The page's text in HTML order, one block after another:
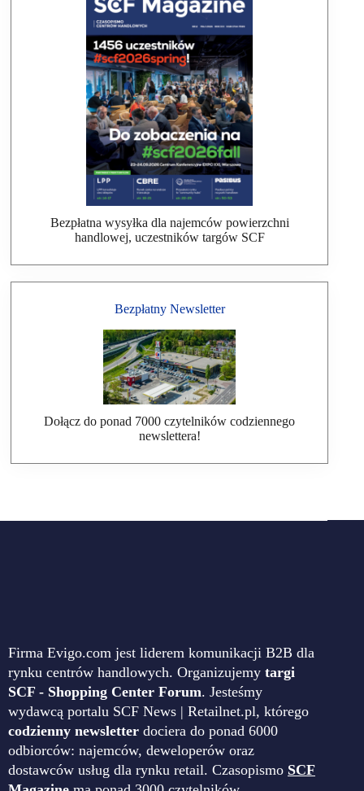
Bezpłatna wysyłka dla najemców powierzchni
handlowej, uczestników targów SCF
Bezpłatny Newsletter
Dołącz do ponad 7000 czytelników codziennego
newslettera!
Firma Evigo.com jest liderem komunikacji B2B dla
rynku centrów handlowych. Organizujemy targi
SCF - Shopping Center Forum. Jesteśmy
wydawcą portalu SCF News | Retailnet.pl, którego
codzienny newsletter dociera do ponad 6000
odbiorców: najemców, deweloperów oraz
dostawców usług dla rynku retail. Czasopismo SCF